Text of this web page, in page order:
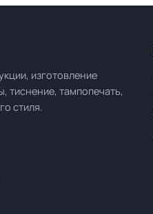
изготовление
тиснение, тампопечать,
стиля.